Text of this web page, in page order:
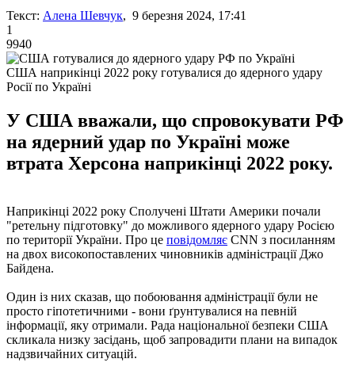
Текст: Алена Шевчук, 9 березня 2024, 17:41
1
9940
США наприкінці 2022 року готувалися до ядерного удару
Росії по Україні
У США вважали, що спровокувати РФ
на ядерний удар по Україні може
втрата Херсона наприкінці 2022 року.
Наприкінці 2022 року Сполучені Штати Америки почали
"ретельну підготовку" до можливого ядерного удару Росією
по території України. Про це повідомляє CNN з посиланням
на двох високопоставлених чиновників адміністрації Джо
Байдена.
Один із них сказав, що побоювання адміністрації були не
просто гіпотетичними - вони ґрунтувалися на певній
інформації, яку отримали. Рада національної безпеки США
скликала низку засідань, щоб запровадити плани на випадок
надзвичайних ситуацій.